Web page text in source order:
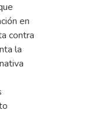
en
contra
la